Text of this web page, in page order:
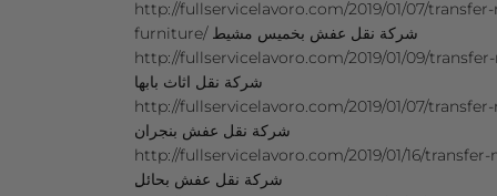
http://fullservicelavoro.com/2019/01/07/
furniture/ شركة نقل عفش بخميس مشيط
http://fullservicelavoro.com/2019/01/09/
شركة نقل اثاث بابها
http://fullservicelavoro.com/2019/01/07/
شركة نقل عفش بنجران
http://fullservicelavoro.com/2019/01/16/
ِشركة نقل عفش بحائل